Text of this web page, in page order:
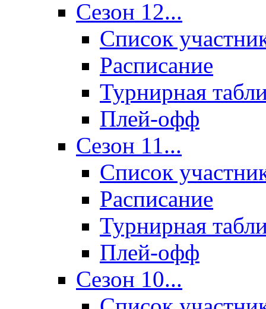
Сезон 12...
Список
Расписание
Турнирная
Плей-офф
Сезон 11...
Список
Расписание
Турнирная
Плей-офф
Сезон 10...